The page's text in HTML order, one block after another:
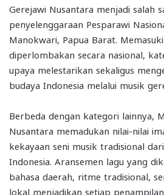
Gerejawi Nusantara menjadi salah
penyelenggaraan Pesparawi
Manokwari, Papua Barat.
diperlombakan secara nasional,
upaya melestarikan sekaligus
budaya Indonesia melalui musik
Berbeda dengan kategori lainnya,
Nusantara memadukan nilai-nilai
kekayaan seni musik tradisional
Indonesia. Aransemen lagu yang
bahasa daerah, ritme tradisional,
lokal menjadikan setiap